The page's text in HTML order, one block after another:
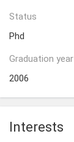
Status
Phd
Graduation year
2006
Interests